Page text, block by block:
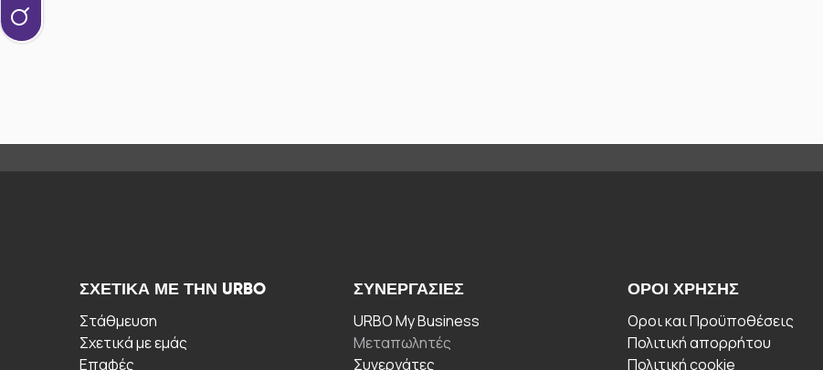
ΣΧΕΤΙΚΆ ΜΕ ΤΗΝ URBO
Στάθμευση
Σχετικά με εμάς
Επαφές
ΣΥΝΕΡΓΑΣΊΕΣ
URBO My Business
Μεταπωλητές
Συνεργάτες
ΟΡΟΙ ΧΡΉΣΗΣ
Οροι και Προϋποθέσεις
Πολιτική απορρήτου
Πολιτική cookie